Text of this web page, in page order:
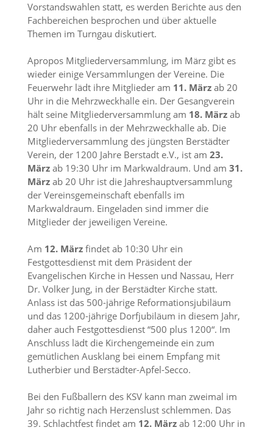
Vorstandswahlen statt, es werden Berichte aus den
Fachbereichen besprochen und über aktuelle
Themen im Turngau diskutiert.
Apropos Mitgliederversammlung, im März gibt es
wieder einige Versammlungen der Vereine. Die
Feuerwehr lädt ihre Mitglieder am 11. Märzab 20
Uhr in die Mehrzweckhalle ein. Der Gesangverein
hält seine Mitgliederversammlung am 18. Märzab
20 Uhr ebenfalls in der Mehrzweckhalle ab. Die
Mitgliederversammlung des jüngsten Berstädter
Verein, der 1200 Jahre Berstadt e.V., ist am 23.
Märzab 19:30 Uhr im Markwaldraum. Und am 31.
Märzab 20 Uhr ist die Jahreshauptversammlung
der Vereinsgemeinschaft ebenfalls im
Markwaldraum. Eingeladen sind immer die
Mitglieder der jeweiligen Vereine.
Am 12. Märzfindet ab 10:30 Uhr ein
Festgottesdienst mit dem Präsident der
Evangelischen Kirche in Hessen und Nassau, Herr
Dr. Volker Jung, in der Berstädter Kirche statt.
Anlass ist das 500-jährige Reformationsjubiläum
und das 1200-jährige Dorfjubiläum in diesem Jahr,
daher auch Festgottesdienst “500 plus 1200“. Im
Anschluss lädt die Kirchengemeinde ein zum
gemütlichen Ausklang bei einem Empfang mit
Lutherbier und Berstädter-Apfel-Secco.
Bei den Fußballern des KSV kann man zweimal im
Jahr so richtig nach Herzenslust schlemmen. Das
39. Schlachtfest findet am 12. Märzab 12:00 Uhr in